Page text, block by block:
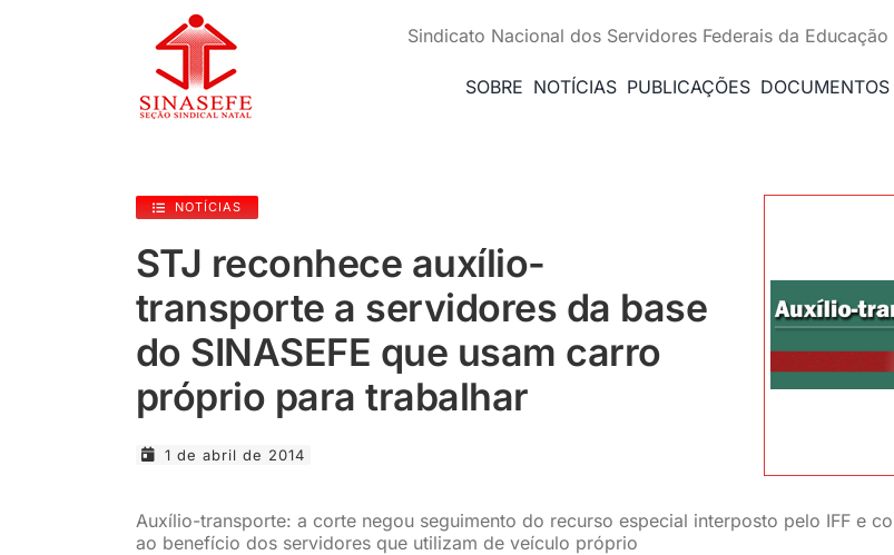
Sindicato Nacional dos Servidores Federais da
SOBRE NOTÍCIAS PUBLICAÇÕES DOCUMENTOS
NOTÍCIAS
STJ reconhece auxílio-
transporte a servidores da base
do SINASEFE que usam carro
próprio para trabalhar
1 de abril de 2014
Auxílio-transporte: a corte negou seguimento do recurso especial interposto pelo IFF e
ao benefício dos servidores que utilizam de veículo próprio